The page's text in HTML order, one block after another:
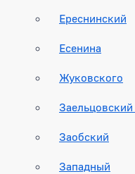
Ереснинский
Есенина
Жуковского
Заобский
Западный